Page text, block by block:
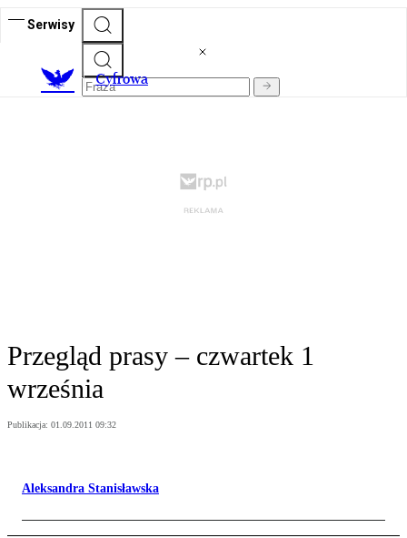
Serwisy
Cyfrowa
Przegląd prasy – czwartek 1
września
Publikacja: 01.09.2011 09:32
Aleksandra Stanisławska